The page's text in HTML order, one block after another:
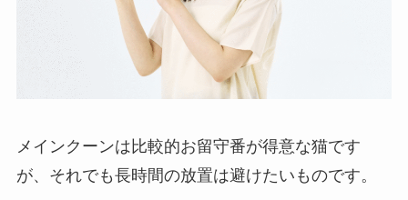
メインクーンは比較的お留守番が得意な猫です
が、それでも長時間の放置は避けたいものです。